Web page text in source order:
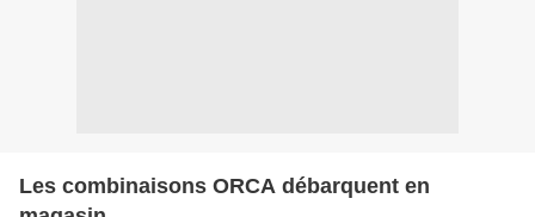
Les combinaisons ORCA débarquent en